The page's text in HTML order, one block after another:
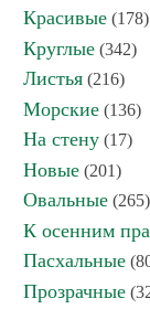
Красивые (178)
Круглые (342)
Листья (216)
Морские (136)
На стену (17)
Новые (201)
Овальные (265)
К осенним
Пасхальные
Прозрачные